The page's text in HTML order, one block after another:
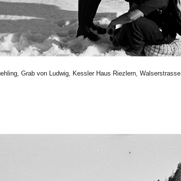
Grab von Ludwig, Kessler Haus Riezlern, Walserstrasse